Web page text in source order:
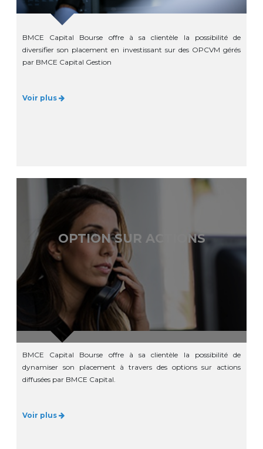
BMCE Capital Bourse offre à sa clientèle la possibilité de
diversifier son placement en investissant sur des OPCVM gérés
par BMCE Capital Gestion
Voir plus
OPTION SUR ACTIONS
BMCE Capital Bourse offre à sa clientèle la possibilité de
dynamiser son placement à travers des options sur actions
diffusées par BMCE Capital.
Voir plus